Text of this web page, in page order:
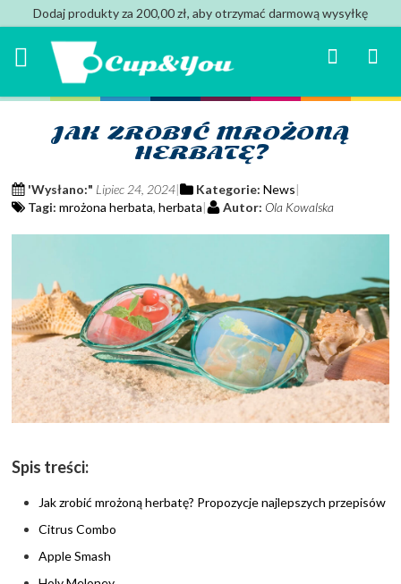
Dodaj produkty za 200,00 zł, aby otrzymać darmową wysyłkę
Mój
Search
JAK ZROBIĆ MROŻONĄ
HERBATĘ?
'Wysłano:" Lipiec 24, 2024 Kategorie: News
Tagi: mrożona herbata,herbata Autor: Ola Kowalska
Spis treści:
Jak zrobić mrożoną herbatę? Propozycje najlepszych przepisów
Citrus Combo
Apple Smash